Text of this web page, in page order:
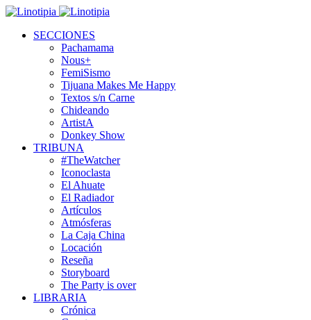
SECCIONES
Pachamama
Nous+
FemiSismo
Tijuana Makes Me Happy
Textos s/n Carne
Chideando
ArtistA
Donkey Show
TRIBUNA
#TheWatcher
Iconoclasta
El Ahuate
El Radiador
Artículos
Atmósferas
La Caja China
Locación
Reseña
Storyboard
The Party is over
LIBRARIA
Crónica